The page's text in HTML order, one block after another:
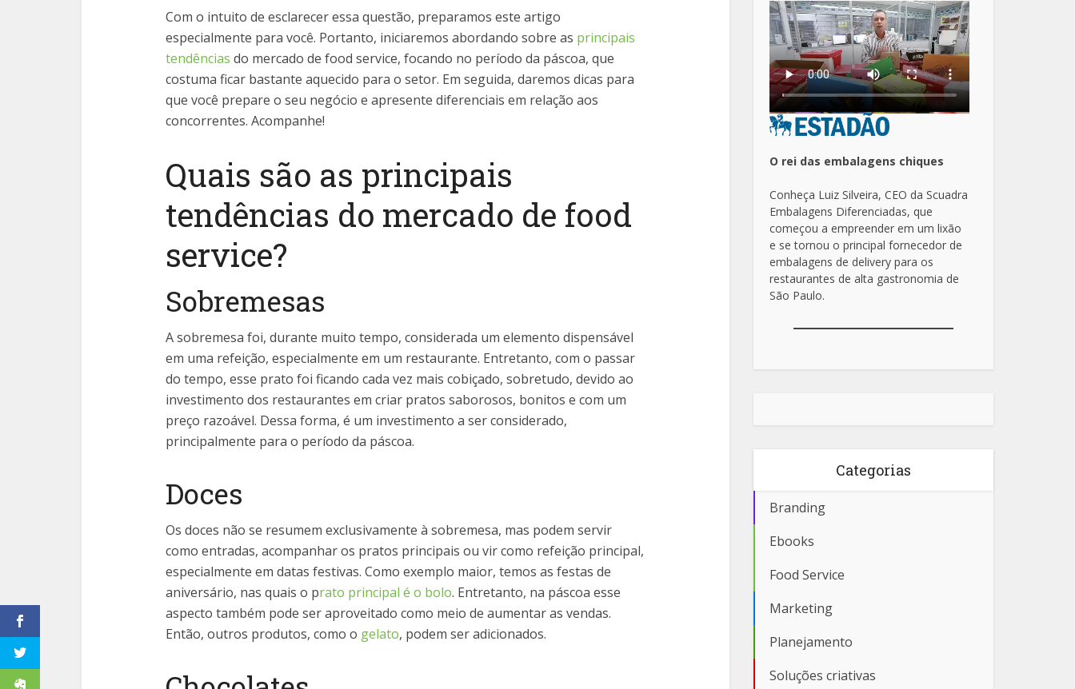
Com o intuito de esclarecer essa questão, preparamos este artigo
especialmente para você. Portanto, iniciaremos abordando sobre as principais
tendências do mercado de food service, focando no período da páscoa, que
costuma ficar bastante aquecido para o setor. Em seguida, daremos dicas para
que você prepare o seu negócio e apresente diferenciais em relação aos
concorrentes. Acompanhe!
Quais são as principais
tendências do mercado de food
service?
Sobremesas
A sobremesa foi, durante muito tempo, considerada um elemento dispensável
em uma refeição, especialmente em um restaurante. Entretanto, com o passar
do tempo, esse prato foi ficando cada vez mais cobiçado, sobretudo, devido ao
investimento dos restaurantes em criar pratos saborosos, bonitos e com um
preço razoável. Dessa forma, é um investimento a ser considerado,
principalmente para o período da páscoa.
Doces
Os doces não se resumem exclusivamente à sobremesa, mas podem servir
como entradas, acompanhar os pratos principais ou vir como refeição principal,
especialmente em datas festivas. Como exemplo maior, temos as festas de
aniversário, nas quais o prato principal é o bolo. Entretanto, na páscoa esse
aspecto também pode ser aproveitado como meio de aumentar as vendas.
Então, outros produtos, como o gelato, podem ser adicionados.
O rei das embalagens chiques
Conheça Luiz Silveira, CEO da Scuadra
Embalagens Diferenciadas, que
começou a empreender em um lixão
e se tornou o principal fornecedor de
embalagens de delivery para os
restaurantes de alta gastronomia de
São Paulo.
Categorias
Branding
Ebooks
Food Service
Marketing
Planejamento
Soluções criativas